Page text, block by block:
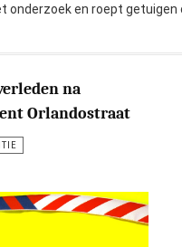
onderzoek en roept getuigen
na
Orlandostraat